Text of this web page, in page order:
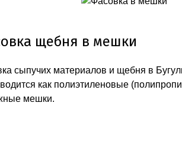
щебня в мешки
сыпучих материалов и щебня в
как полиэтиленовые
мешки.